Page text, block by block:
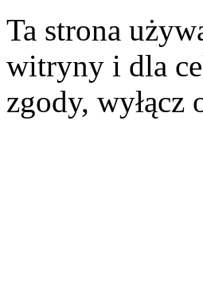
Ta strona
witryny i dla
zgody, wyłącz